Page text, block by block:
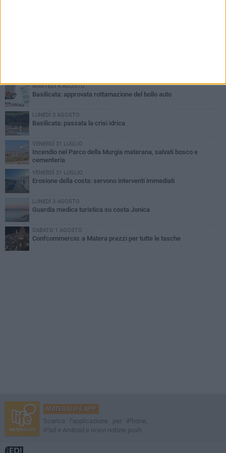
MARTEDÌ 4 AGOSTO
Basilicata: approvata rottamazione del bollo auto
LUNEDÌ 3 AGOSTO
Basilicata: passata la crisi idrica
VENERDÌ 31 LUGLIO
Incendio nel Parco della Murgia materana, salvati bosco e
cementeria
VENERDÌ 31 LUGLIO
Erosione della costa: servono interventi immediati
LUNEDÌ 3 AGOSTO
Guardia medica turistica su costa Jonica
SABATO 1 AGOSTO
Confcommercio: a Matera prezzi per tutte le tasche
MATERALIFE APP
Scarica l'applicazione per iPhone,
iPad e Android e ricevi notizie push